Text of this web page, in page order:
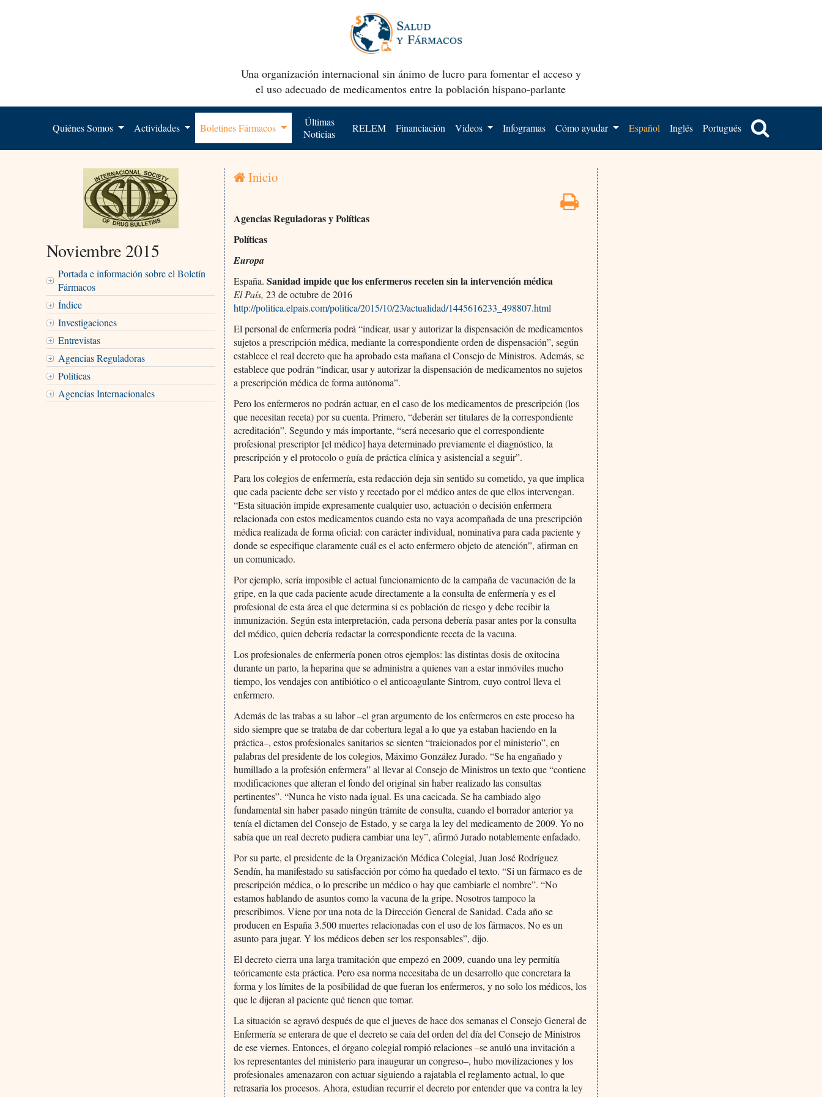
Una organización internacional sin ánimo de lucro para fomentar el acceso y
el uso adecuado de medicamentos entre la población hispano-parlante
Quiénes Somos Actividades Boletines Fármacos
Últimas
Noticias
RELEM Financiación Videos Infogramas Cómo ayudar Español Inglés Portugués
Noviembre 2015
Portada e información sobre el Boletín
Fármacos
Índice
Investigaciones
Entrevistas
Agencias Reguladoras
Políticas
Agencias Internacionales
Inicio
Agencias Reguladoras y Políticas
Políticas
Europa
España.Sanidad impide que los enfermeros receten sin la intervención médica
El País, 23 de octubre de 2016
http://politica.elpais.com/politica/2015/10/23/actualidad/1445616233_498807.html
El personal de enfermería podrá “indicar, usar y autorizar la dispensación de medicamentos
sujetos a prescripción médica, mediante la correspondiente orden de dispensación”, según
establece el real decreto que ha aprobado esta mañana el Consejo de Ministros. Además, se
establece que podrán “indicar, usar y autorizar la dispensación de medicamentos no sujetos
a prescripción médica de forma autónoma”.
Pero los enfermeros no podrán actuar, en el caso de los medicamentos de prescripción (los
que necesitan receta) por su cuenta. Primero, “deberán ser titulares de la correspondiente
acreditación”. Segundo y más importante, “será necesario que el correspondiente
profesional prescriptor [el médico] haya determinado previamente el diagnóstico, la
prescripción y el protocolo o guía de práctica clínica y asistencial a seguir”.
Para los colegios de enfermería, esta redacción deja sin sentido su cometido, ya que implica
que cada paciente debe ser visto y recetado por el médico antes de que ellos intervengan.
“Esta situación impide expresamente cualquier uso, actuación o decisión enfermera
relacionada con estos medicamentos cuando esta no vaya acompañada de una prescripción
médica realizada de forma oficial: con carácter individual, nominativa para cada paciente y
donde se especifique claramente cuál es el acto enfermero objeto de atención”, afirman en
un comunicado.
Por ejemplo, sería imposible el actual funcionamiento de la campaña de vacunación de la
gripe, en la que cada paciente acude directamente a la consulta de enfermería y es el
profesional de esta área el que determina si es población de riesgo y debe recibir la
inmunización. Según esta interpretación, cada persona debería pasar antes por la consulta
del médico, quien debería redactar la correspondiente receta de la vacuna.
Los profesionales de enfermería ponen otros ejemplos: las distintas dosis de oxitocina
durante un parto, la heparina que se administra a quienes van a estar inmóviles mucho
tiempo, los vendajes con antibiótico o el anticoagulante Sintrom, cuyo control lleva el
enfermero.
Además de las trabas a su labor –el gran argumento de los enfermeros en este proceso ha
sido siempre que se trataba de dar cobertura legal a lo que ya estaban haciendo en la
práctica–, estos profesionales sanitarios se sienten “traicionados por el ministerio”, en
palabras del presidente de los colegios, Máximo González Jurado. “Se ha engañado y
humillado a la profesión enfermera” al llevar al Consejo de Ministros un texto que “contiene
modificaciones que alteran el fondo del original sin haber realizado las consultas
pertinentes”. “Nunca he visto nada igual. Es una cacicada. Se ha cambiado algo
fundamental sin haber pasado ningún trámite de consulta, cuando el borrador anterior ya
tenía el dictamen del Consejo de Estado, y se carga la ley del medicamento de 2009. Yo no
sabía que un real decreto pudiera cambiar una ley”, afirmó Jurado notablemente enfadado.
Por su parte, el presidente de la Organización Médica Colegial, Juan José Rodríguez
Sendín, ha manifestado su satisfacción por cómo ha quedado el texto. “Si un fármaco es de
prescripción médica, o lo prescribe un médico o hay que cambiarle el nombre”. “No
estamos hablando de asuntos como la vacuna de la gripe. Nosotros tampoco la
prescribimos. Viene por una nota de la Dirección General de Sanidad. Cada año se
producen en España 3.500 muertes relacionadas con el uso de los fármacos. No es un
asunto para jugar. Y los médicos deben ser los responsables”, dijo.
El decreto cierra una larga tramitación que empezó en 2009, cuando una ley permitía
teóricamente esta práctica. Pero esa norma necesitaba de un desarrollo que concretara la
forma y los límites de la posibilidad de que fueran los enfermeros, y no solo los médicos, los
que le dijeran al paciente qué tienen que tomar.
La situación se agravó después de que el jueves de hace dos semanas el Consejo General de
Enfermería se enterara de que el decreto se caía del orden del día del Consejo de Ministros
de ese viernes. Entonces, el órgano colegial rompió relaciones –se anuló una invitación a
los representantes del ministerio para inaugurar un congreso–, hubo movilizaciones y los
profesionales amenazaron con actuar siguiendo a rajatabla el reglamento actual, lo que
retrasaría los procesos. Ahora, estudian recurrir el decreto por entender que va contra la ley